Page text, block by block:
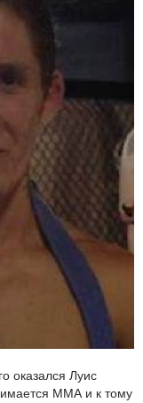
оказался Луис
ММА и к тому